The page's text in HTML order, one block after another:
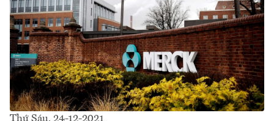
Thứ Sáu, 24-12-2021